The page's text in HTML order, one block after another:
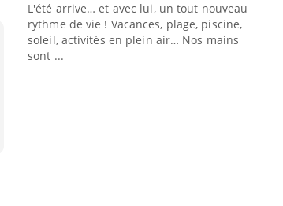
L'été arrive… et avec lui, un tout nouveau
rythme de vie ! Vacances, plage, piscine,
soleil, activités en plein air… Nos mains
sont ...